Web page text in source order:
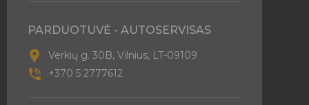
PARDUOTUVĖ - AUTOSERVISAS
Verkių g. 30B, Vilnius, LT-09109
+370 5 2777612